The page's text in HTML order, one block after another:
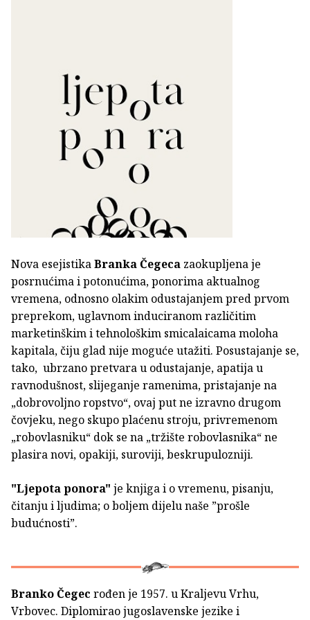
Nova esejistikaBranka Čegeca zaokupljena je
posrnućima i potonućima, ponorima aktualnog
vremena, odnosno olakim odustajanjem pred prvom
preprekom, uglavnom induciranom različitim
marketinškim i tehnološkim smicalaicama moloha
kapitala, čiju glad nije moguće utažiti. Posustajanje se,
tako, ubrzano pretvara u odustajanje, apatija u
ravnodušnost, slijeganje ramenima, pristajanje na
„dobrovoljno ropstvo“, ovaj put ne izravno drugom
čovjeku, nego skupo plaćenu stroju, privremenom
„robovlasniku“ dok se na „tržište robovlasnika“ ne
plasira novi, opakiji, suroviji, beskrupulozniji.
"Ljepota ponora" je knjiga i o vremenu, pisanju,
čitanju i ljudima; o boljem dijelu naše ”prošle
budućnosti”.
Branko Čegec rođen je 1957. u Kraljevu Vrhu,
Vrbovec. Diplomirao jugoslavenske jezike i